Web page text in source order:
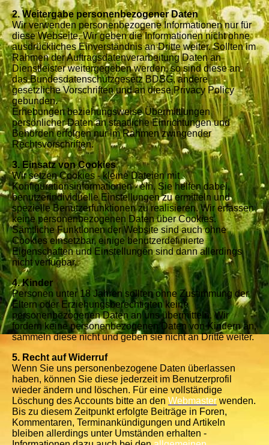
2. Weitergabe personenbezogener Daten
Wir verwenden personenbezogene Informationen nur für
diese Webseite. Wir geben die Informationen nicht ohne
ausdrückliches Einverständnis an Dritte weiter. Sollten im
Rahmen der Auftragsdatenverarbeitung Daten an
Dienstleister weitergegeben werden, so sind diese an
das Bundesdatenschutzgesetz BDSG, andere
gesetzliche Vorschriften und an diese Privacy Policy
gebunden.
Erhebungen beziehungsweise Übermittlungen
persönlicher Daten an staatliche Einrichtungen und
Behörden erfolgen nur im Rahmen zwingender
Rechtsvorschriften.
3. Einsatz von Cookies
Wir setzen Cookies - kleine Dateien mit
Konfigurationsinformationen - ein. Sie helfen dabei,
benutzerindividuelle Einstellungen zu ermitteln und
spezielle Benutzerfunktionen zu realisieren. Wir erfassen
keine personenbezogenen Daten über Cookies.
Sämtliche Funktionen der Website sind auch ohne
Cookies einsetzbar, einige benutzerdefinierte
Eigenschaften und Einstellungen sind dann allerdings
nicht verfügbar.
4. Kinder
Personen unter 18 Jahren sollten ohne Zustimmung der
Eltern oder Erziehungsberechtigten keine
personenbezogenen Daten an uns übermitteln. Wir
fordern keine personenbezogenen Daten von Kindern an,
sammeln diese nicht und geben sie nicht an Dritte weiter.
5. Recht auf Widerruf
Wenn Sie uns personenbezogene Daten überlassen
haben, können Sie diese jederzeit im Benutzerprofil
wieder ändern und löschen. Für eine vollständige
Löschung des Accounts bitte an den Webmaster wenden.
Bis zu diesem Zeitpunkt erfolgte Beiträge in Foren,
Kommentaren, Terminankündigungen und Artikeln
bleiben allerdings unter Umständen erhalten -